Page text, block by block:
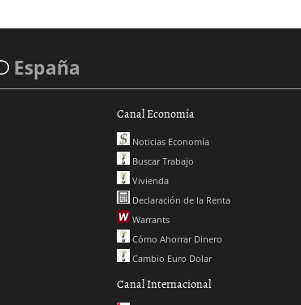
España
Canal Economía
Noticias Economía
Buscar Trabajo
Vivienda
Declaración de la Renta
Warrants
Cómo Ahorrar Dinero
Cambio Euro Dolar
Canal Internacional